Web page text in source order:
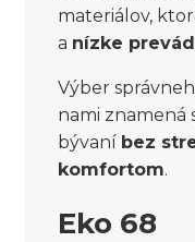
materiálov,
a nízke
Výber
nami znamená
bývaní bez
komfortom.
Eko 68